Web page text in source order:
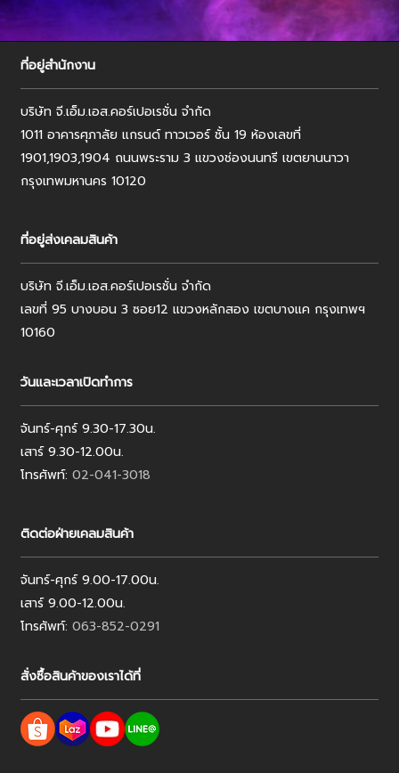
ที่อยู่สำนักงาน
บริษัท จี.เอ็ม.เอส.คอร์เปอเรชั่น จำกัด
1011 อาคารศุภาลัย แกรนด์ ทาวเวอร์ ชั้น 19 ห้องเลขที่
1901,1903,1904 ถนนพระราม 3 แขวงช่องนนทรี เขตยานนาวา
กรุงเทพมหานคร 10120
ที่อยู่ส่งเคลมสินค้า
บริษัท จี.เอ็ม.เอส.คอร์เปอเรชั่น จำกัด
เลขที่ 95 บางบอน 3 ซอย12 แขวงหลักสอง เขตบางแค กรุงเทพฯ
10160
วันและเวลาเปิดทำการ
จันทร์-ศุกร์ 9.30-17.30น.
เสาร์ 9.30-12.00น.
โทรศัพท์: 02-041-3018
ติดต่อฝ่ายเคลมสินค้า
จันทร์-ศุกร์ 9.00-17.00น.
เสาร์ 9.00-12.00น.
โทรศัพท์: 063-852-0291
สั่งซื้อสินค้าของเราได้ที่